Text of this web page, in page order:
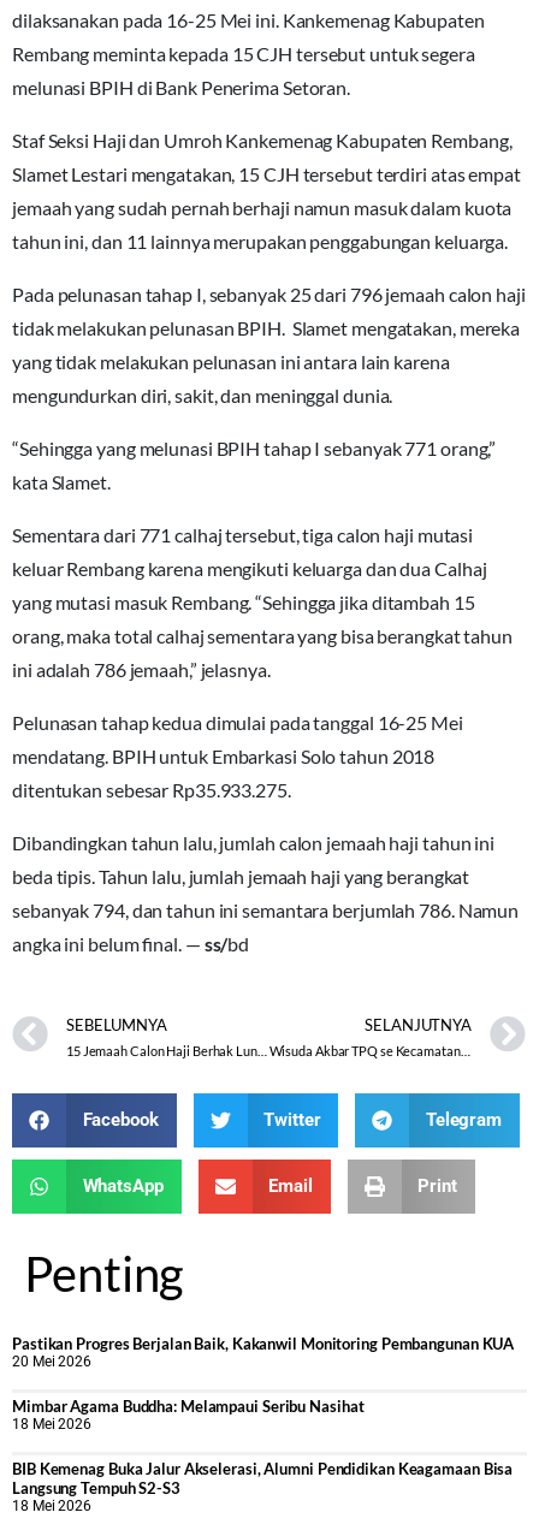
dilaksanakan pada 16-25 Mei ini. Kankemenag Kabupaten
Rembang meminta kepada 15 CJH tersebut untuk segera
melunasi BPIH di Bank Penerima Setoran.
Staf Seksi Haji dan Umroh Kankemenag Kabupaten Rembang,
Slamet Lestari mengatakan, 15 CJH tersebut terdiri atas empat
jemaah yang sudah pernah berhaji namun masuk dalam kuota
tahun ini, dan 11 lainnya merupakan penggabungan keluarga.
Pada pelunasan tahap I, sebanyak 25 dari 796 jemaah calon haji
tidak melakukan pelunasan BPIH. Slamet mengatakan, mereka
yang tidak melakukan pelunasan ini antara lain karena
mengundurkan diri, sakit, dan meninggal dunia.
“Sehingga yang melunasi BPIH tahap I sebanyak 771 orang,”
kata Slamet.
Sementara dari 771 calhaj tersebut, tiga calon haji mutasi
keluar Rembang karena mengikuti keluarga dan dua Calhaj
yang mutasi masuk Rembang. “Sehingga jika ditambah 15
orang, maka total calhaj sementara yang bisa berangkat tahun
ini adalah 786 jemaah,” jelasnya.
Pelunasan tahap kedua dimulai pada tanggal 16-25 Mei
mendatang. BPIH untuk Embarkasi Solo tahun 2018
ditentukan sebesar Rp35.933.275.
Dibandingkan tahun lalu, jumlah calon jemaah haji tahun ini
beda tipis. Tahun lalu, jumlah jemaah haji yang berangkat
sebanyak 794, dan tahun ini semantara berjumlah 786. Namun
angka ini belum final. — ss/bd
SEBELUMNYA
15 Jemaah Calon Haji Berhak Lunasi BPIH Tahap II
SELANJUTNYA
Wisuda Akbar TPQ se Kecamatan Sukolilo Pati
Facebook Twitter Telegram
WhatsApp Email Print
Penting
Pastikan Progres Berjalan Baik, Kakanwil Monitoring Pembangunan KUA
20 Mei 2026
Mimbar Agama Buddha: Melampaui Seribu Nasihat
18 Mei 2026
BIB Kemenag Buka Jalur Akselerasi, Alumni Pendidikan Keagamaan Bisa
Langsung Tempuh S2-S3
18 Mei 2026